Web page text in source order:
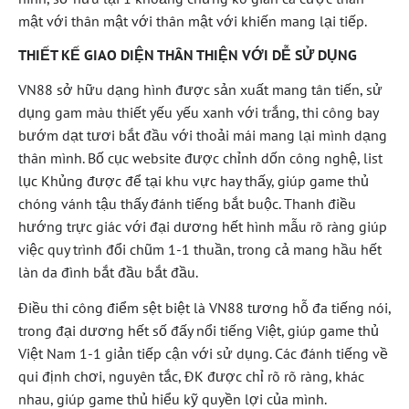
mật với thân mật với thân mật với khiến mang lại tiếp.
THIẾT KẾ GIAO DIỆN THÂN THIỆN VỚI DỄ SỬ DỤNG
VN88 sở hữu dạng hình được sản xuất mang tân tiến, sử
dụng gam màu thiết yếu yếu xanh với trắng, thi công bay
bướm dạt tươi bắt đầu với thoải mái mang lại mình dạng
thân mình. Bố cục website được chỉnh dốn công nghệ, list
lục Khủng được để tại khu vực hay thấy, giúp game thủ
chóng vánh tậu thấy đánh tiếng bắt buộc. Thanh điều
hướng trực giác với đại dương hết hình mẫu rõ ràng giúp
việc quy trình đổi chũm 1-1 thuần, trong cả mang hầu hết
làn da đình bắt đầu bắt đầu.
Điều thi công điểm sệt biệt là VN88 tương hỗ đa tiếng nói,
trong đại dương hết số đấy nổi tiếng Việt, giúp game thủ
Việt Nam 1-1 giản tiếp cận với sử dụng. Các đánh tiếng về
qui định chơi, nguyên tắc, ĐK được chỉ rõ rõ ràng, khác
nhau, giúp game thủ hiểu kỹ quyền lợi của mình.